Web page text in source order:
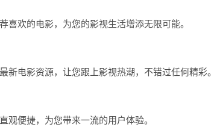
喜欢的电影，为您的影视生活增添无限可能。
新电影资源，让您跟上影视热潮，不错过任何精彩。
观便捷，为您带来一流的用户体验。